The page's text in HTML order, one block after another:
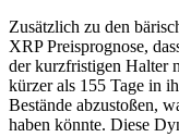
Zusätzlich zu den
XRP Preisprognose,
der kurzfristigen Halter
kürzer als 155 Tage in
Bestände abzustoßen,
haben könnte. Diese